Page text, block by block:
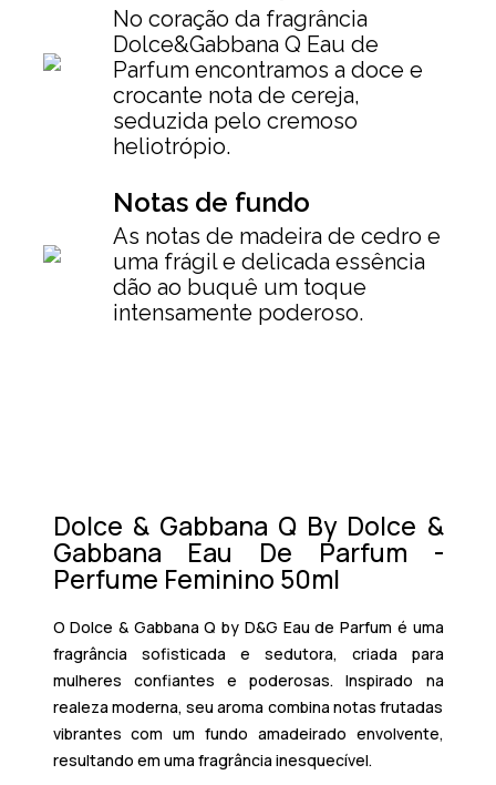
No coração da fragrância
Dolce&Gabbana Q Eau de
Parfum encontramos a doce e
crocante nota de cereja,
seduzida pelo cremoso
heliotrópio.
Notas de fundo
As notas de madeira de cedro e
uma frágil e delicada essência
dão ao buquê um toque
intensamente poderoso.
Dolce & Gabbana Q By Dolce &
Gabbana Eau De Parfum -
Perfume Feminino 50ml
ODolce & Gabbana Q by D&G Eau de Parfum é uma
fragrância sofisticada e sedutora, criada para
mulheres confiantes e poderosas. Inspirado na
realeza moderna, seu aroma combina notas frutadas
vibrantes com um fundo amadeirado envolvente,
resultando em uma fragrância inesquecível.